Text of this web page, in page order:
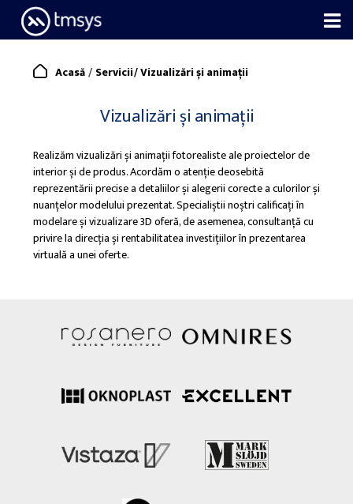
Skip
Acasă/ Servicii/Vizualizări și animații
Vizualizări și animații
Realizăm vizualizări și animații fotorealiste ale proiectelor de
interior și de produs. Acordăm o atenție deosebită
reprezentării precise a detaliilor și alegerii corecte a culorilor și
nuanțelor modelului prezentat. Specialiștii noștri calificați în
modelare și vizualizare 3D oferă, de asemenea, consultanță cu
privire la direcția și rentabilitatea investițiilor în prezentarea
virtuală a unei oferte.